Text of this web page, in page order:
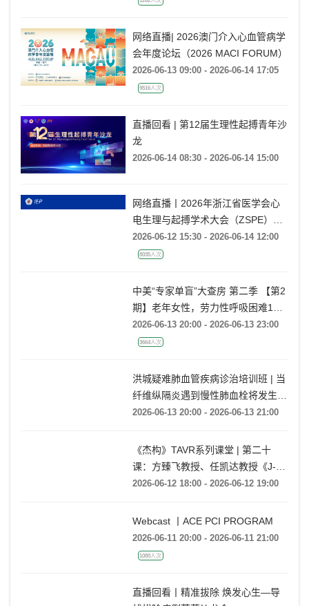
网络直播| 2026澳门介入心血管病学
会年度论坛（2026 MACI FORUM）
9516人次
直播回看 | 第12届生理性起搏青年沙
龙
网络直播丨2026年浙江省医学会心
电生理与起搏学术大会（ZSPE）
——科普论坛
中美“专家单盲”大查房 第二季 【第2
期】老年女性，劳力性呼吸困难1月
余
洪城疑难肺血管疾病诊治培训班 | 当
纤维纵隔炎遇到慢性肺血栓将发生什
么情况?
《杰构》TAVR系列课堂 | 第二十
课：方臻飞教授、任凯达教授《J-
Webcast 丨ACE PCI PROGRAM
2026-06-11 20:00 - 2026-06-11 21:00